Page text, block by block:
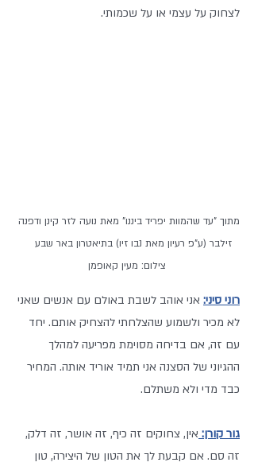
לצחוק על עצמי או על שכמותי.
מתוך "עד שהמוות יפריד ביננו" מאת נועה לזר קינן ודפנה
זילבר (ע"פ רעיון מאת נבו זיו) בתיאטרון באר שבע
צילום: מעין קאופמן
רוני סיני: אני אוהב לשבת באולם עם אנשים שאני
לא מכיר ולשמוע שהצלחתי להצחיק אותם. יחד
עם זה, אם בדיחה מסוימת מפריעה למהלך
ההגיוני של הסצנה אני תמיד אוריד אותה. המחיר
כבד מדי ולא משתלם.
גור קורן: אין, צחוקים זה כיף, זה אושר, זה דלק,
זה סם. אם קבעת לך את הטון של היצירה, טון